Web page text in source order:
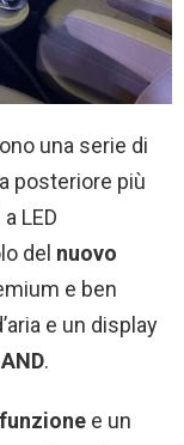
una serie di
posteriore più
LED
del nuovo
e ben
e un display
.
e un